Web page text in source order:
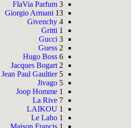
FlaVia Parfum 3
Giorgio Armani 13
Givenchy 4
Gritti 1
Gucci 3
Guess 2
Hugo Boss 6
Jacques Bogart 2
Jean Paul Gaultier 5
Jivago 5
Joop Homme 1
La Rive 7
LAIKOU 1
Le Labo 1
Maison Francis 1